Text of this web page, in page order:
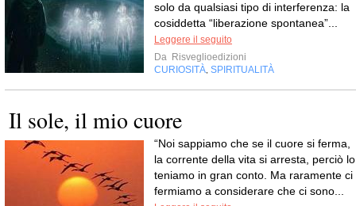
solo da qualsiasi tipo di interferenza: la
cosiddetta “liberazione spontanea”...
Leggere il seguito
Da Risveglioedizioni
CURIOSITÀ SPIRITUALITÀ
Il sole, il mio cuore
“Noi sappiamo che se il cuore si ferma,
la corrente della vita si arresta, perciò lo
teniamo in gran conto. Ma raramente ci
fermiamo a considerare che ci sono...